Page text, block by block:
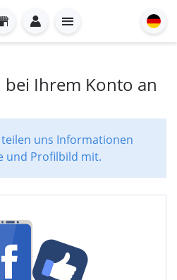
bei Ihrem Konto an
uns Informationen
und Profilbild mit.